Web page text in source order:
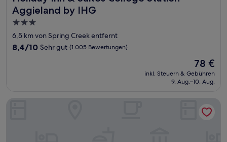
Aggieland by IHG
3.0-
Sterne-
Unterkunft
6,5 km von Spring Creek entfernt
8.4
Bewertungen)
8,4/10 Sehr gut (1.005 Bewertungen)
Der
Preis
beträgt
78 €
inkl. Steuern & Gebühren
9. Aug.–10. Aug.